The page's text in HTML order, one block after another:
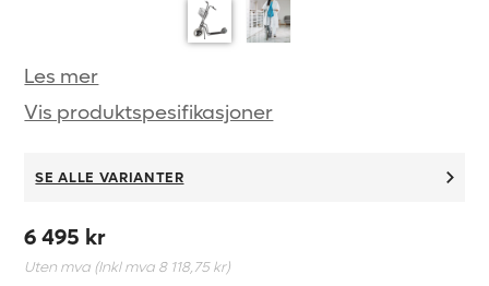
Les mer
Vis produktspesifikasjoner
SE ALLE VARIANTER
6 495 kr
Uten mva (Inkl mva 8 118,75 kr)